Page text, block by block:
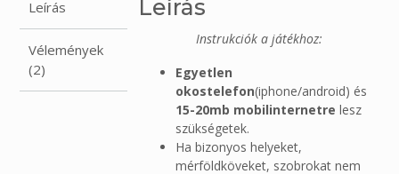
Leírás
Vélemények
(2)
Leírás
Instrukciók a játékhoz:
Egyetlen
okostelefon(iphone/android) és
15-20mb mobilinternetre lesz
szükségetek.
Ha bizonyos helyeket,
mérföldköveket, szobrokat nem